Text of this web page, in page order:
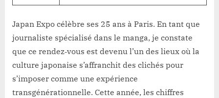
Japan Expo célèbre ses 25 ans à Paris. En tant que
journaliste spécialisé dans le manga, je constate
que ce rendez‑vous est devenu l’un des lieux où la
culture japonaise s’affranchit des clichés pour
s’imposer comme une expérience
transgénérationnelle. Cette année, les chiffres